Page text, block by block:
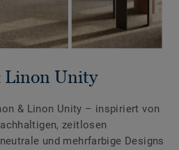
Linon Unity
& Linon Unity – inspiriert von
zeitlosen
und mehrfarbige Designs